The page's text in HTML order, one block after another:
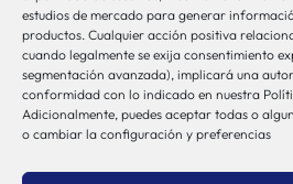
estudios de mercado para generar
productos. Cualquier acción positiva
cuando legalmente se exija consentimiento
segmentación avanzada), implicará una
conformidad con lo indicado en nuestra
Adicionalmente, puedes aceptar todas o
o cambiar la configuración y preferencias
Otros Enlaces
Osakidetza